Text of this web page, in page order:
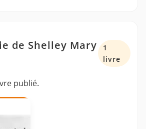
de Shelley Mary
1
livre
publié.